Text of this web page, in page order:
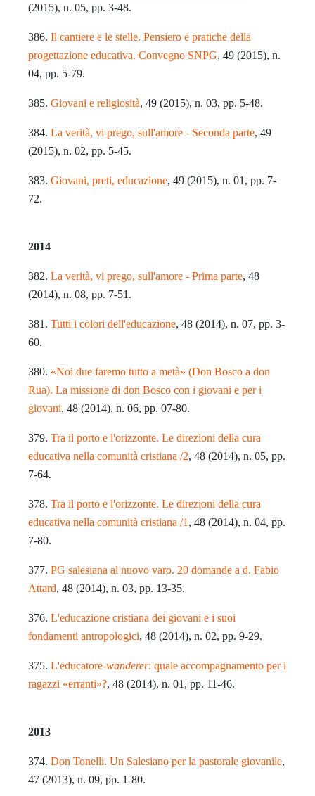
(2015), n. 05, pp. 3-48.
386. Il cantiere e le stelle. Pensiero e pratiche della
progettazione educativa. Convegno SNPG, 49 (2015), n.
04, pp. 5-79.
385. Giovani e religiosità, 49 (2015), n. 03, pp. 5-48.
384. La verità, vi prego, sull'amore - Seconda parte, 49
(2015), n. 02, pp. 5-45.
383. Giovani, preti, educazione, 49 (2015), n. 01, pp. 7-
72.
2014
382. La verità, vi prego, sull'amore - Prima parte, 48
(2014), n. 08, pp. 7-51.
381. Tutti i colori dell'educazione, 48 (2014), n. 07, pp. 3-
60.
380. «Noi due faremo tutto a metà» (Don Bosco a don
Rua). La missione di don Bosco con i giovani e per i
giovani, 48 (2014), n. 06, pp. 07-80.
379. Tra il porto e l'orizzonte. Le direzioni della cura
educativa nella comunità cristiana /2, 48 (2014), n. 05, pp.
7-64.
378. Tra il porto e l'orizzonte. Le direzioni della cura
educativa nella comunità cristiana /1 , 48 (2014), n. 04, pp.
7-80.
377. PG salesiana al nuovo varo. 20 domande a d. Fabio
Attard, 48 (2014), n. 03, pp. 13-35.
376. L'educazione cristiana dei giovani e i suoi
fondamenti antropologici, 48 (2014), n. 02, pp. 9-29.
375. L'educatore-wanderer: quale accompagnamento per i
ragazzi «erranti»?, 48 (2014), n. 01, pp. 11-46.
2013
374. Don Tonelli. Un Salesiano per la pastorale giovanile,
47 (2013), n. 09, pp. 1-80.